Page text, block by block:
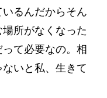
るんだからそん
所がなくなった
て必要なの。相
いと私、生きて